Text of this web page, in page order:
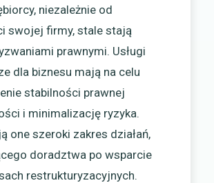
niezależnie od
swojej firmy, stale stają
prawnymi. Usługi
dla biznesu mają na celu
stabilności prawnej
i minimalizację ryzyka.
one szeroki zakres działań,
doradztwa po wsparcie
restrukturyzacyjnych.